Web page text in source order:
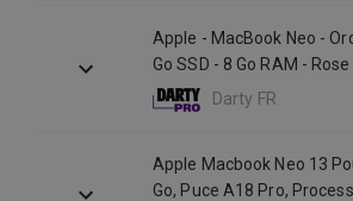
Apple - MacBook Neo -
Go SSD - 8 Go RAM - Rose
Darty FR
Apple Macbook Neo 13
Go, Puce A18 Pro,